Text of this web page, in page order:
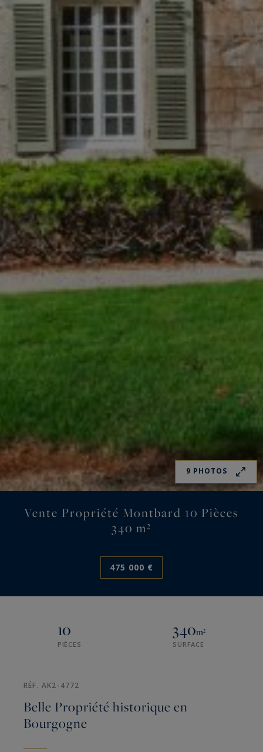
9 PHOTOS
Vente Propriété Montbard 10 Pièces
340 m²
475 000 €
10
PIÈCES
340m²
SURFACE
RÉF. AK2-4772
Belle Propriété historique en
Bourgogne